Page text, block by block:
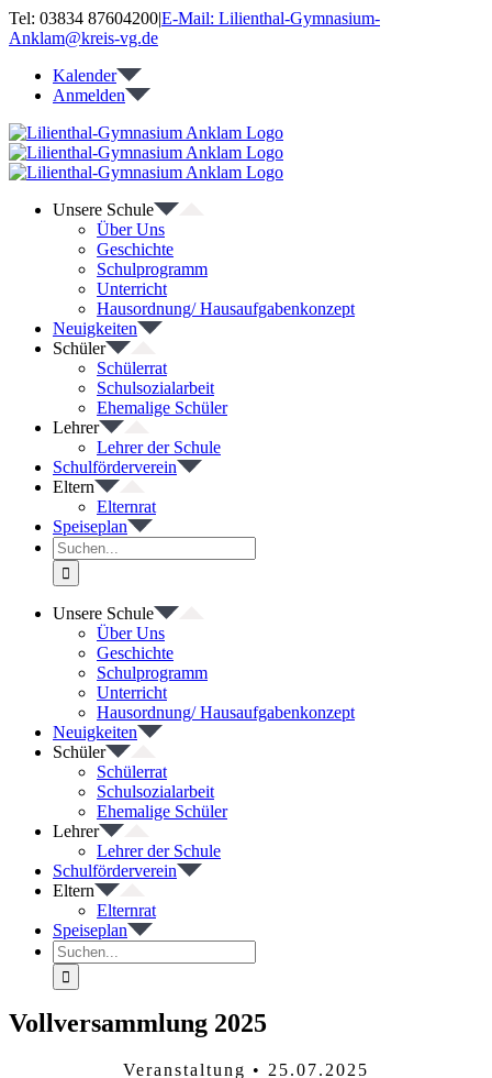
Zum
Inhalt
Tel: 03834 87604200|E-Mail: Lilienthal-Gymnasium-
Anklam@kreis-vg.de
Kalender
Anmelden
Unsere Schule
Über Uns
Geschichte
Schulprogramm
Unterricht
Hausordnung/ Hausaufgabenkonzept
Neuigkeiten
Schüler
Schülerrat
Schulsozialarbeit
Ehemalige Schüler
Lehrer
Lehrer der Schule
Schulförderverein
Eltern
Elternrat
Speiseplan
Suche
nach:
Unsere Schule
Über Uns
Geschichte
Schulprogramm
Unterricht
Hausordnung/ Hausaufgabenkonzept
Neuigkeiten
Schüler
Schülerrat
Schulsozialarbeit
Ehemalige Schüler
Lehrer
Lehrer der Schule
Schulförderverein
Eltern
Elternrat
Speiseplan
Suche
nach:
Vollversammlung 2025
Veranstaltung • 25.07.2025